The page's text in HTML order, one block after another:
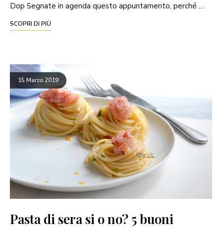
Dop Segnate in agenda questo appuntamento, perché …
SCOPRI DI PIÙ
15 Marzo 2019
Pasta di sera si o no? 5 buoni